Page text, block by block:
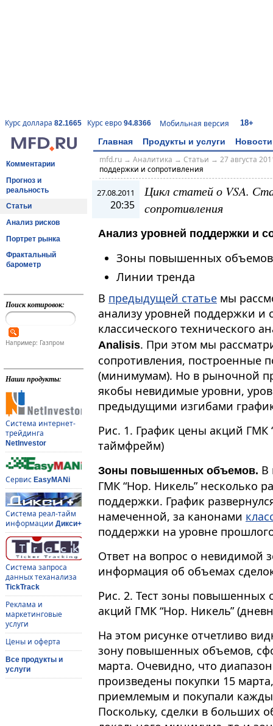
Курс доллара 82.1665 Курс евро 94.8366 Мобильная версия 18+
Главная Продукты и услуги Новости
Комментарии
Прогноз и
реальность
Статьи
Анализ рисков
Портрет рынка
Фрактальный
барометр
Поиск котировок:
Например: Газпром
Наши продукты:
Система интернет-
трейдинга
NetInvestor
Сервис EasyMANi
Система реал-тайм
информации Дикси+
Система запроса
данных теханализа
TickTrack
Реклама и
маркетинговые
услуги
Цены и оферта
Все продукты и
услуги
mfd.ru→ Аналитика → Статьи → 27 августа
поддержки и сопротивления
27.08.2011
20:35
Цикл статей о VSA.
сопротивления
Анализ уровней поддержки и
Зоны повышенных объемов
Линии тренда
В предыдущей статье мы
анализу уровней поддержки и
классического технического
Analisis. При этом мы
сопротивления, построенные
(минимумам). Но в рыночной
якобы невидимые уровни,
предыдущими изгибами
Рис. 1. График цены акций ГМК
таймфрейм)
Зоны повышенных объемов. В
ГМК “Нор. Никель” несколько
поддержки. График
намеченной, за канонами
поддержки на уровне
Ответ на вопрос о невидимой
информация об объемах
Рис. 2. Тест зоны повышенных
акций ГМК “Нор. Никель”
На этом рисунке отчетливо
зону повышенных объемов,
марта. Очевидно, что
произведены покупки 15
приемлемым и покупали
Поскольку, сделки в больших